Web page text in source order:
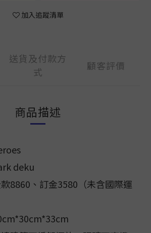
加入追蹤清單
送貨及付款方
式
顧客評價
商品描述
deku
8860、訂金3580（未含國際運